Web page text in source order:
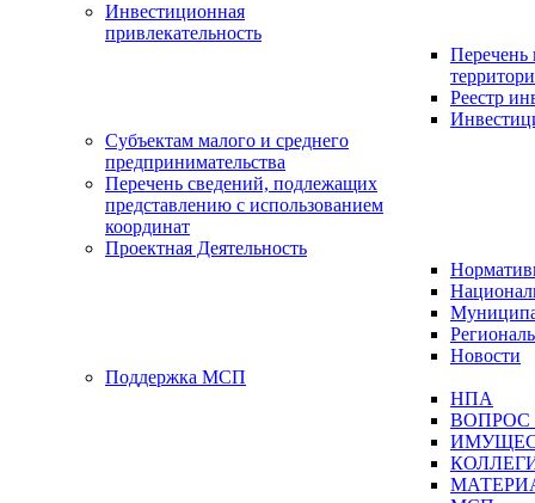
Инвестиционная
привлекательность
Перечень
Реестр
Субъектам малого и среднего
предпринимательства
Перечень сведений, подлежащих
представлению с использованием
координат
Проектная Деятельность
Новости
Поддержка МСП
НПА
ВОПРОС